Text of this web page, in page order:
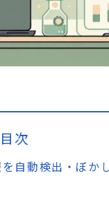
目次
自動検出・ぼか